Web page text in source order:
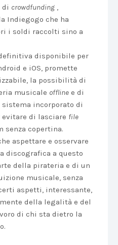
di crowdfunding ,
Indiegogo che ha
i soldi raccolti sino a
disponibile per
e iOS, promette
la possibilità di
musicale offline e di
sistema incorporato di
evitare di lasciare file
senza copertina.
aspettare e osservare
discografica a questo
della pirateria e di un
musicale, senza
aspetti, interessante,
della legalità e del
di chi sta dietro la